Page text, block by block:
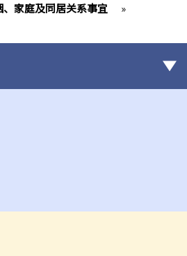
、家庭及同居关系事宜
»
是否需要通知香港政府更新我的婚姻状
但担心在香港不被承认。我可以在香港登